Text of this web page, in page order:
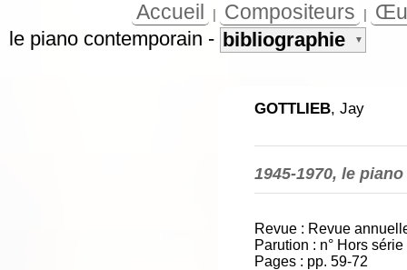
Accueil Compositeurs
GOTTLIEB, Jay
1945-1970, le
Revue : Revue
Parution : n° Hors
Pages : pp. 59-72
le piano contemporain - bibliographie ▼